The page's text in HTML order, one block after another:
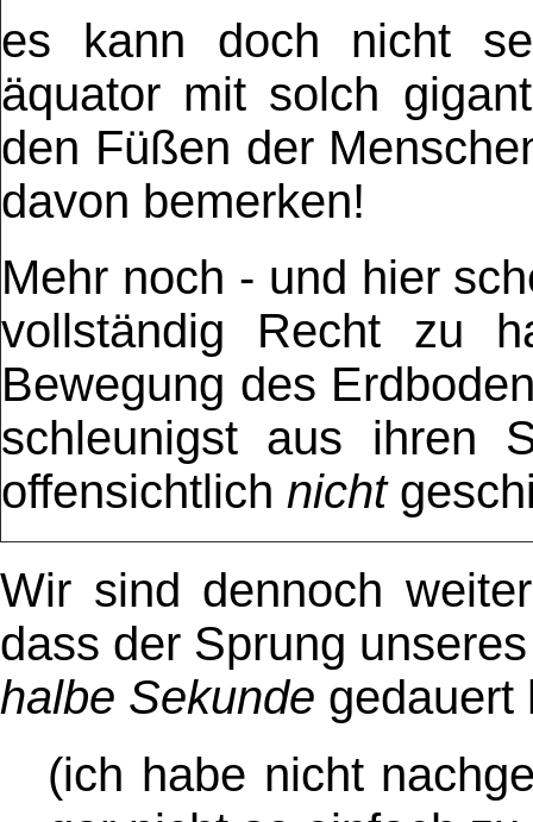
es kann doch nicht
äquator mit solch
den Füßen der
davon bemerken!
Mehr noch - und hier
vollständig Recht zu
Bewegung des
schleunigst aus ihren
offensichtlich nicht
Wir sind dennoch
dass der Sprung
halbe Sekunde gedauert
(ich habe nicht